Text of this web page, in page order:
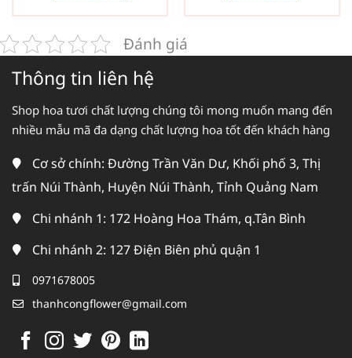
Đánh giá
Thông tin liên hệ
Shop hoa tươi chất lượng chúng tôi mong muốn mang đến
nhiều mẫu mã đa dạng chất lượng hoa tốt đến khách hàng
Cơ sở chính: Đường Trần Văn Dư, Khối phố 3, Thị
trấn Núi Thành, Huyện Núi Thành, Tỉnh Quảng Nam
Chi nhánh 1: 172 Hoàng Hoa Thám, q.Tân Bình
Chi nhánh 2: 127 Điện Biên phủ quận 1
0971678005
thanhcongflower@gmail.com